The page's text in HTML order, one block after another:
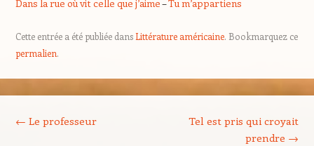
Dans la rue où vit celle que j’aime–Tu m’appartiens
Cette entrée a été publiée dansLittérature américaine. Bookmarquez ce
permalien.
← Le professeur
Tel est pris qui croyait
prendre →